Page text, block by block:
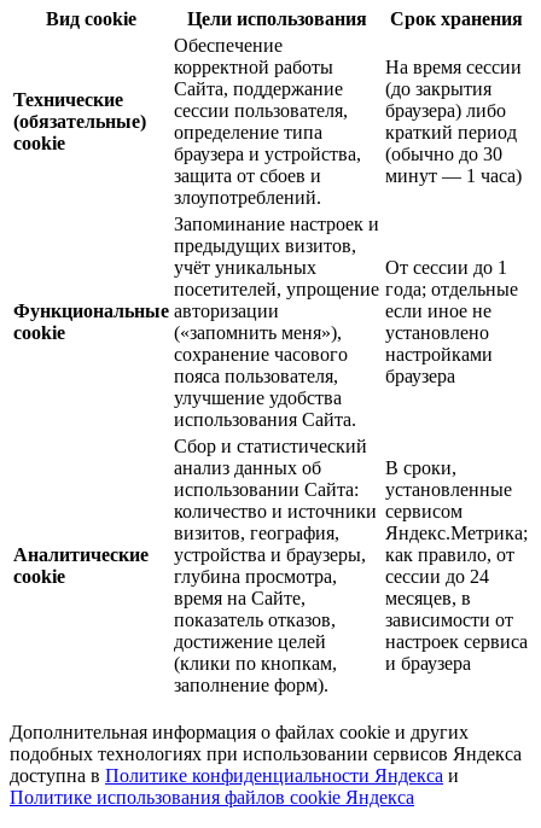
Вид cookie Цели использования Срок хранения
Технические
(обязательные)
cookie
Обеспечение
корректной работы
Сайта, поддержание
сессии пользователя,
определение типа
браузера и устройства,
защита от сбоев и
злоупотреблений.
На время сессии
(до закрытия
браузера) либо
краткий период
(обычно до 30
минут — 1 часа)
Функциональные
cookie
Запоминание настроек и
предыдущих визитов,
учёт уникальных
посетителей, упрощение
авторизации
(«запомнить меня»),
сохранение часового
пояса пользователя,
улучшение удобства
использования Сайта.
От сессии до 1
года; отдельные
если иное не
установлено
настройками
браузера
Аналитические
cookie
Сбор и статистический
анализ данных об
использовании Сайта:
количество и источники
визитов, география,
устройства и браузеры,
глубина просмотра,
время на Сайте,
показатель отказов,
достижение целей
(клики по кнопкам,
заполнение форм).
В сроки,
установленные
сервисом
Яндекс.Метрика;
как правило, от
сессии до 24
месяцев, в
зависимости от
настроек сервиса
и браузера
Дополнительная информация о файлах cookie и других
подобных технологиях при использовании сервисов Яндекса
доступна в Политике конфиденциальности Яндекса и
Политике использования файлов cookie Яндекса